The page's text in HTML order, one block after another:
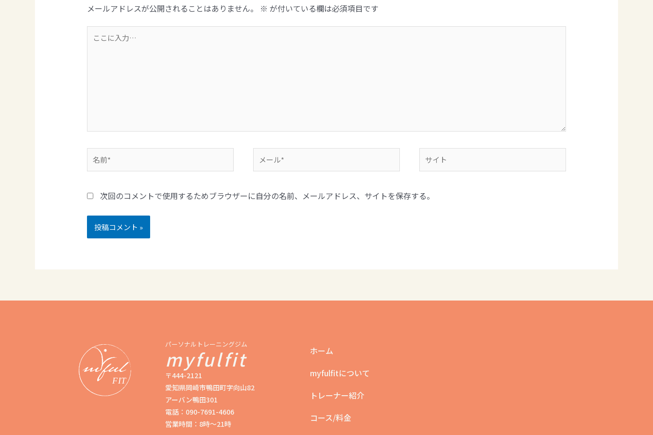
メールアドレスが公開されることはありません。 ※ が付いている欄は必須項目です
次回のコメントで使用するためブラウザーに自分の名前、メールアドレス、サイトを保存する。
パーソナルトレーニングジム
myfulfit
〒444-2121
愛知県岡崎市鴨田町字向山82
アーバン鴨田301
電話：090-7691-4606
営業時間：8時〜21時
ホーム
myfulfitについて
トレーナー紹介
コース/料金